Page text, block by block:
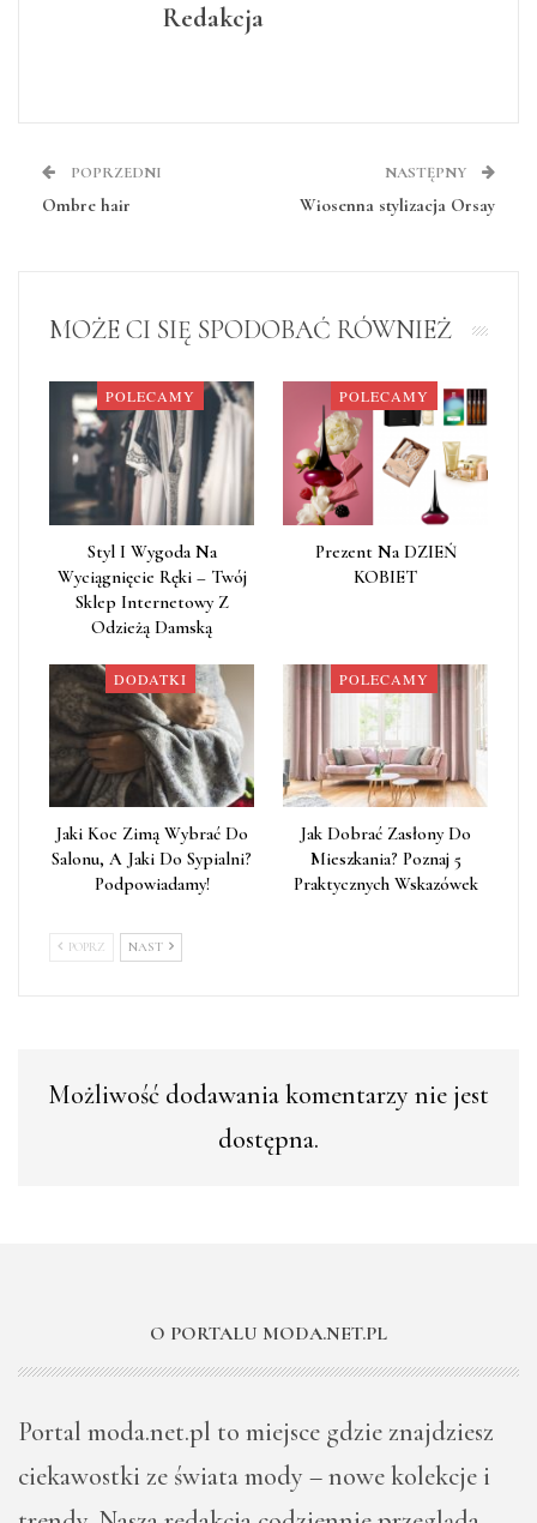
Redakcja
POPRZEDNI
Ombre hair
NASTĘPNY
Wiosenna stylizacja Orsay
MOŻE CI SIĘ SPODOBAĆ RÓWNIEŻ
POLECAMY
Styl I Wygoda Na
Wyciągnięcie Ręki – Twój
Sklep Internetowy Z
Odzieżą Damską
POLECAMY
Prezent Na DZIEŃ
KOBIET
DODATKI
Jaki Koc Zimą Wybrać Do
Salonu, A Jaki Do Sypialni?
Podpowiadamy!
POLECAMY
Jak Dobrać Zasłony Do
Mieszkania? Poznaj 5
Praktycznych Wskazówek
POPRZ NAST
Możliwość dodawania komentarzy nie jest
dostępna.
O PORTALU MODA.NET.PL
Portal moda.net.pl to miejsce gdzie znajdziesz
ciekawostki ze świata mody – nowe kolekcje i